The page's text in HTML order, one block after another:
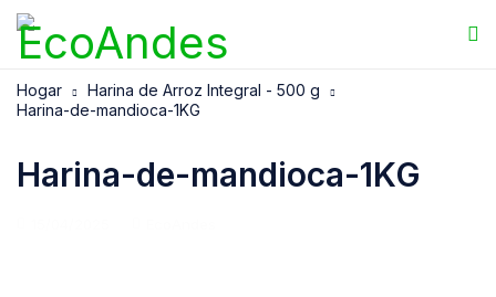
Hogar
Harina de Arroz Integral - 500 g
Harina-de-mandioca-1KG
Harina-de-mandioca-1KG